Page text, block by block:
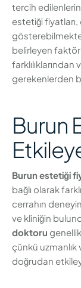
tercih
estetiği
belirleyen
gerekenlerden
Burun
Burun estetiği
bağlı olarak
cerrahın
ve kliniğin
doktoru
çünkü
doğrudan